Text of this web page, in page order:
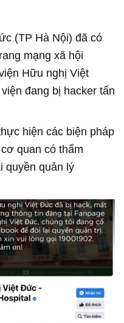
(TP Hà Nội) đã có
mạng xã hội
Hữu nghị Việt
đang bị hacker tấn
hiện các biện pháp
quan có thẩm
quyền quản lý